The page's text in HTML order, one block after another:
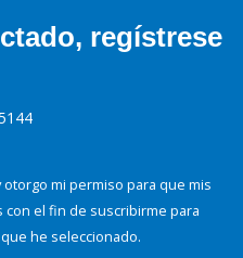
regístrese
otorgo mi permiso para que mis
el fin de suscribirme para
he seleccionado.